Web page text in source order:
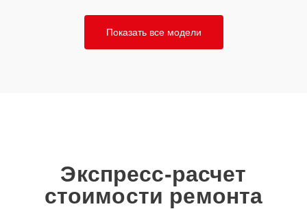
Показать все модели
Экспресс-расчет
стоимости ремонта